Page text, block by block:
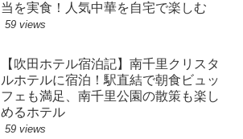
当を実食！人気中華を自宅で楽しむ
59 views
【吹田ホテル宿泊記】南千里クリスタ
ルホテルに宿泊！駅直結で朝食ビュッ
フェも満足、南千里公園の散策も楽し
めるホテル
59 views